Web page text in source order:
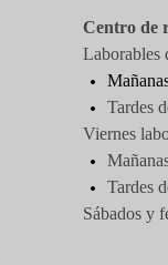
Centro de
Laborables
Tardes
Viernes
Tardes
Sábados y